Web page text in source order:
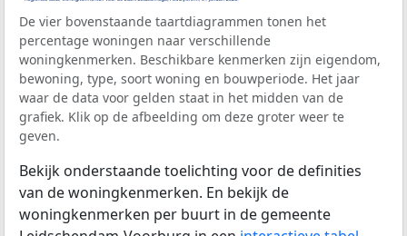
De vier bovenstaande taartdiagrammen tonen het
percentage woningen naar verschillende
woningkenmerken. Beschikbare kenmerken zijn eigendom,
bewoning, type, soort woning en bouwperiode. Het jaar
waar de data voor gelden staat in het midden van de
grafiek. Klik op de afbeelding om deze groter weer te
geven.
Bekijk onderstaande toelichting voor de definities
van de woningkenmerken. En bekijk de
woningkenmerken per buurt in de gemeente